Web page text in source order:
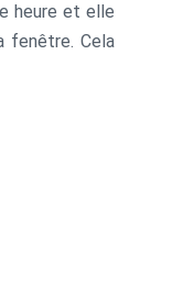
heure et elle
fenêtre. Cela